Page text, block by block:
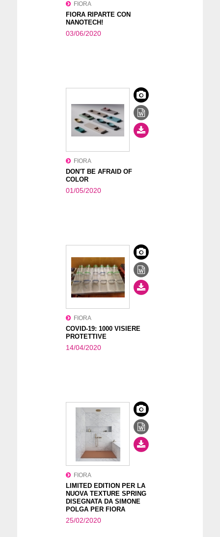
FIORA
FIORA RIPARTE CON
NANOTECH!
03/06/2020
FIORA
DON'T BE AFRAID OF
COLOR
01/05/2020
FIORA
COVID-19: 1000 VISIERE
PROTETTIVE
14/04/2020
FIORA
LIMITED EDITION PER LA
NUOVA TEXTURE SPRING
DISEGNATA DA SIMONE
POLGA PER FIORA
25/02/2020